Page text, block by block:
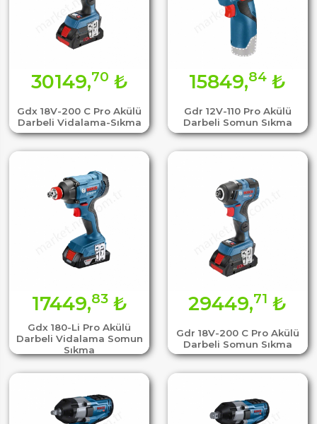
Gdx 18V-200 C Pro Akülü
Darbeli Vidalama-Sıkma
30149,70 ₺
Gdr 12V-110 Pro Akülü
Darbeli Somun Sıkma
15849,84 ₺
Gdx 180-Li Pro Akülü
Darbeli Vidalama Somun
Sıkma
17449,83₺
Gdr 18V-200 C Pro Akülü
Darbeli Somun Sıkma
29449,71 ₺